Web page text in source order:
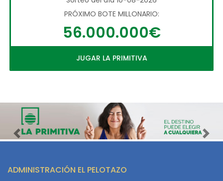
PRÓXIMO BOTE MILLONARIO:
56.000.000€
JUGAR LA PRIMITIVA
Imagen anterior
ADMINISTRACIÓN EL PELOTAZO